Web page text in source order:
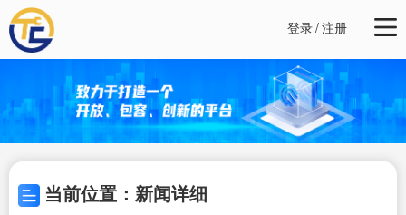
登录/注册
当前位置：新闻详细